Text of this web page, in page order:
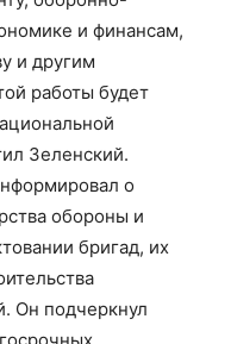
и финансам,
и другим
работы будет
Зеленский.
о
обороны и
бригад, их
Он подчеркнул